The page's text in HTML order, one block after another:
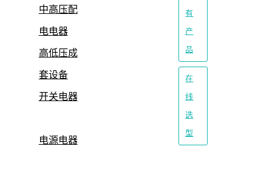
中高压配
电电器
高低压成
套设备
开关电器
电源电器
有
产
品
在
线
选
型